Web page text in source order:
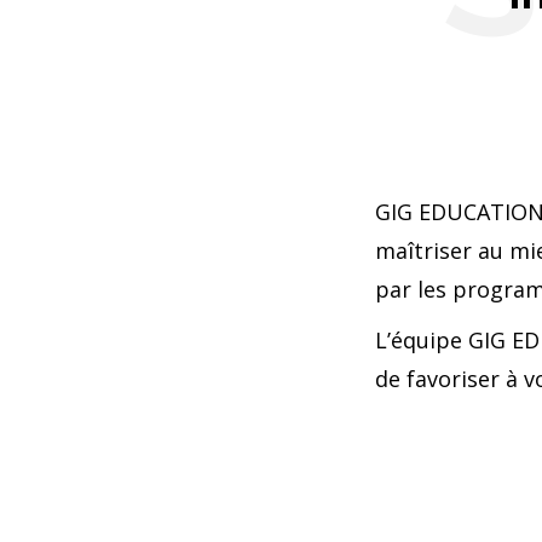
GIG
maîtriser au
par les
L’équipe GIG
de favoriser à